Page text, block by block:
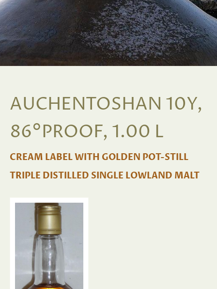
AUCHENTOSHAN 10Y,
86°PROOF, 1.00 L
CREAM LABEL WITH GOLDEN POT-STILL
TRIPLE DISTILLED SINGLE LOWLAND MALT